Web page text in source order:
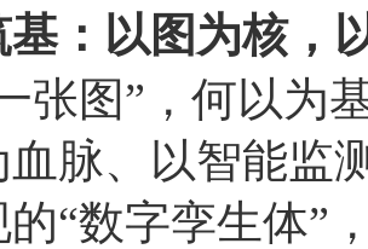
以图为核，以
图”，何以为基
脉、以智能监
“数字孪生体”